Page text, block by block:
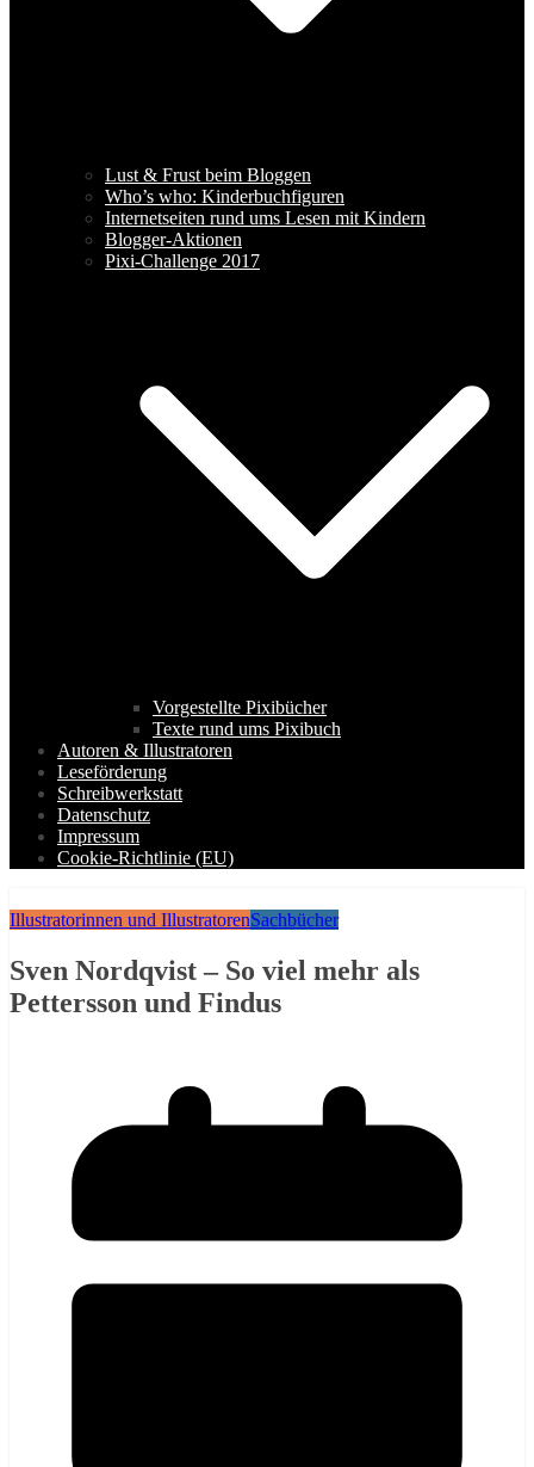
Lust & Frust beim Bloggen
Who’s who: Kinderbuchfiguren
Internetseiten rund ums Lesen mit Kindern
Blogger-Aktionen
Pixi-Challenge 2017
Vorgestellte Pixibücher
Texte rund ums Pixibuch
Autoren & Illustratoren
Leseförderung
Schreibwerkstatt
Datenschutz
Impressum
Cookie-Richtlinie (EU)
Illustratorinnen und IllustratorenSachbücher
Sven Nordqvist – So viel mehr als
Pettersson und Findus